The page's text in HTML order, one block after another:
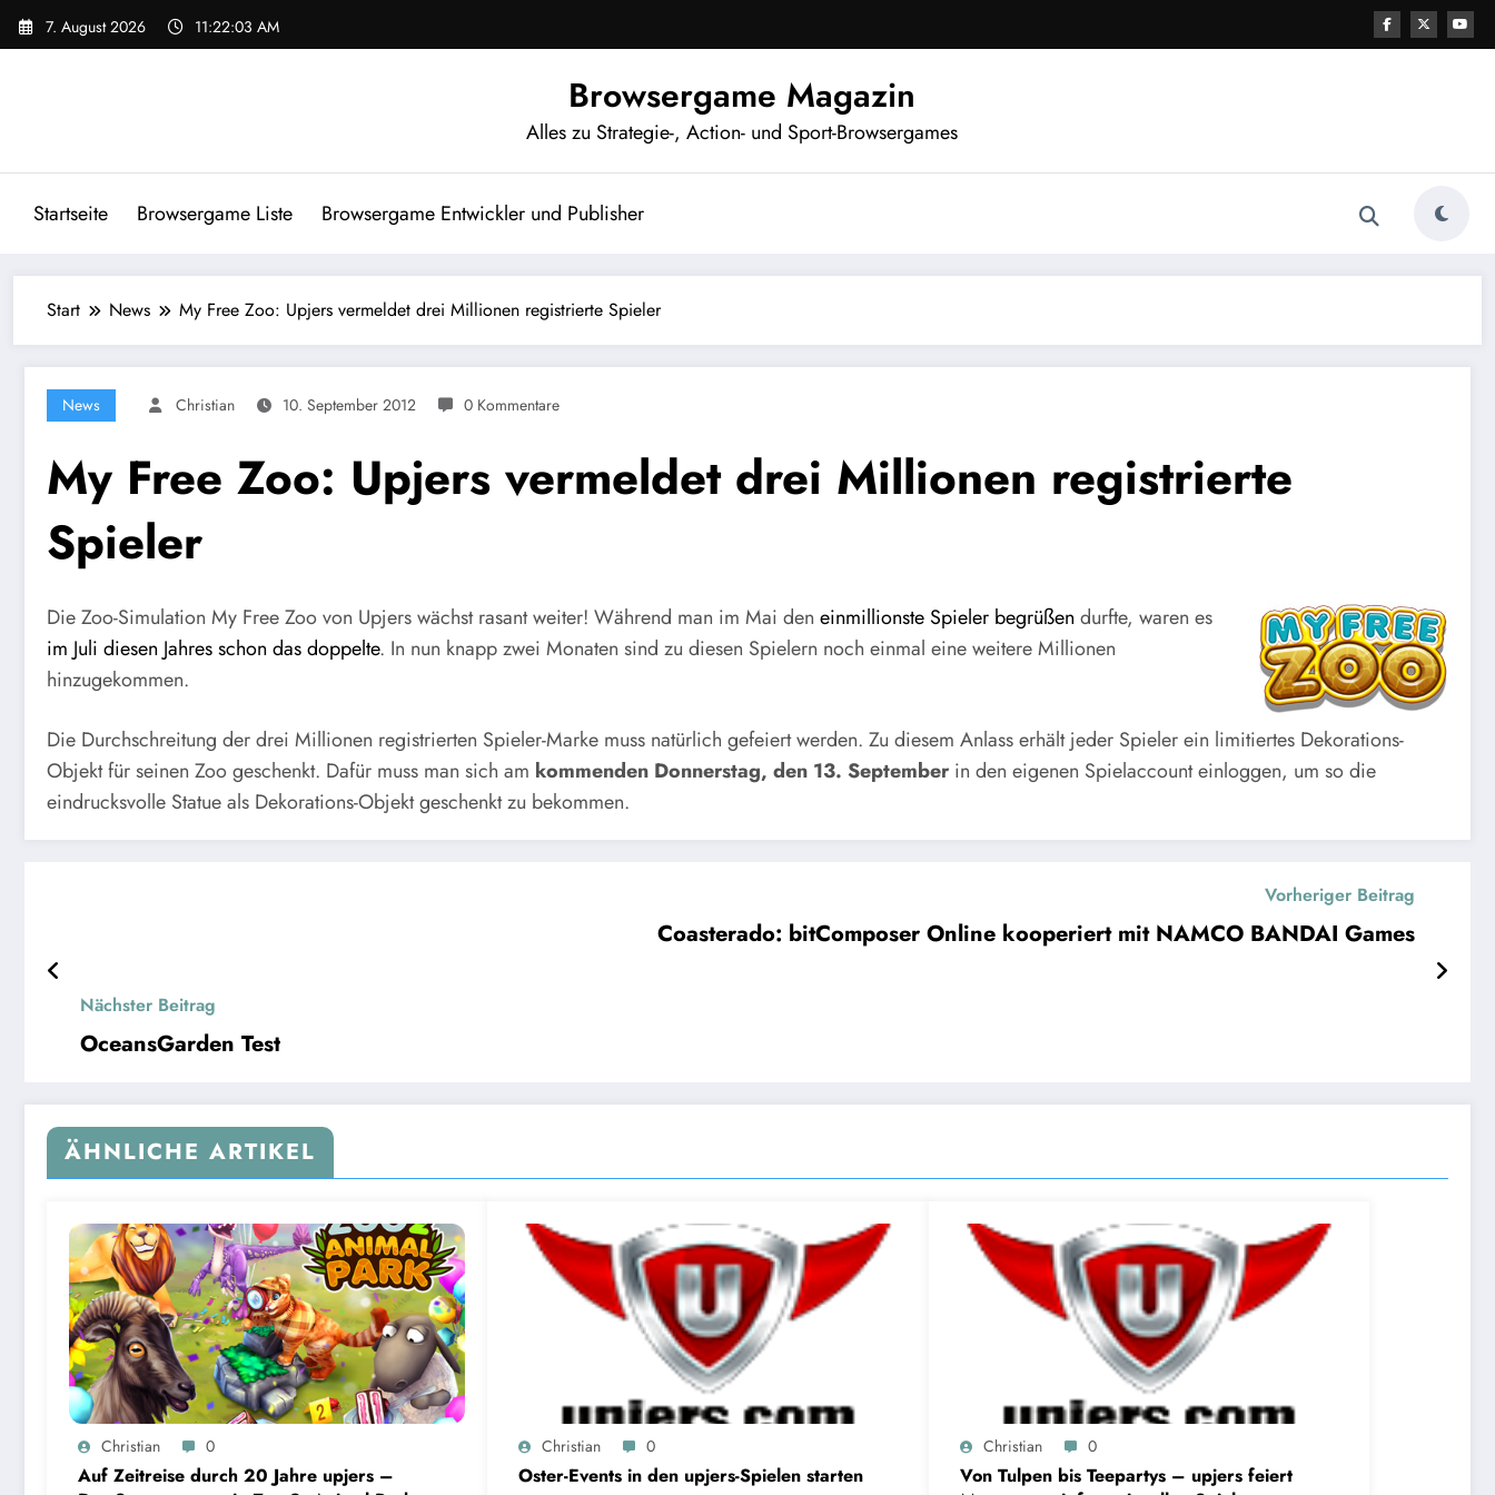
Zum
Inhalt
7. August 2026 11:22:04 AM
Browsergame Magazin
Alles zu Strategie-, Action- und Sport-Browsergames
Startseite Browsergame Liste Browsergame Entwickler und Publisher
Start News My Free Zoo: Upjers vermeldet drei Millionen registrierte Spieler
News Christian 10. September 2012 0 Kommentare
My Free Zoo: Upjers vermeldet drei Millionen registrierte
Spieler
Die Zoo-Simulation My Free Zoo von Upjers wächst rasant weiter! Während man im Mai den einmillionste Spieler begrüßen durfte, waren es
im Juli diesen Jahres schon das doppelte. In nun knapp zwei Monaten sind zu diesen Spielern noch einmal eine weitere Millionen
hinzugekommen.
Die Durchschreitung der drei Millionen registrierten Spieler-Marke muss natürlich gefeiert werden. Zu diesem Anlass erhält jeder Spieler ein limitiertes Dekorations-
Objekt für seinen Zoo geschenkt. Dafür muss man sich am kommenden Donnerstag, den 13. September in den eigenen Spielaccount einloggen, um so die
eindrucksvolle Statue als Dekorations-Objekt geschenkt zu bekommen.
Vorheriger Beitrag
Coasterado: bitComposer Online kooperiert mit NAMCO BANDAI Games
Nächster Beitrag
OceansGarden Test
ÄHNLICHE ARTIKEL
Christian 0
Auf Zeitreise durch 20 Jahre upjers –
Christian 0
Oster-Events in den upjers-Spielen starten
Christian 0
Von Tulpen bis Teepartys – upjers feiert